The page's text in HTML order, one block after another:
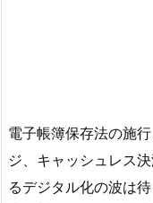
電子帳簿保存法の施
ジ、キャッシュレス
るデジタル化の波は